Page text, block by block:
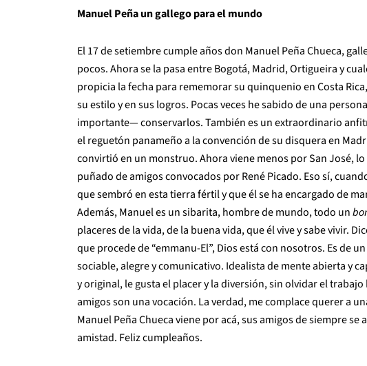
Manuel Peña un gallego para el mundo
El 17 de setiembre cumple años don Manuel Peña Chueca,
pocos. Ahora se la pasa entre Bogotá, Madrid, Ortigueira y
propicia la fecha para rememorar su quinquenio en Costa
su estilo y en sus logros. Pocas veces he sabido de una
importante— conservarlos. También es un extraordinario
el reguetón panameño a la convención de su disquera en
convirtió en un monstruo. Ahora viene menos por San José,
puñado de amigos convocados por René Picado. Eso sí,
que sembró en esta tierra fértil y que él se ha encargado de
Además, Manuel es un sibarita, hombre de mundo, todo un
placeres de la vida, de la buena vida, que él vive y sabe vivir.
que procede de “emmanu-El”, Dios está con nosotros. Es de
sociable, alegre y comunicativo. Idealista de mente abierta y
y original, le gusta el placer y la diversión, sin olvidar el
amigos son una vocación. La verdad, me complace querer a
Manuel Peña Chueca viene por acá, sus amigos de siempre
amistad. Feliz cumpleaños.